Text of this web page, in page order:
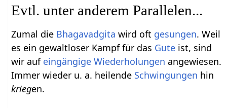
Evtl. unter anderem Parallelen...
Zumal die Bhagavadgita wird oft gesungen. Weil
es ein gewaltloser Kampf für das Gute ist, sind
wir auf eingängige Wiederholungen angewiesen.
Immer wieder u. a. heilende Schwingungen hin
kriegen.